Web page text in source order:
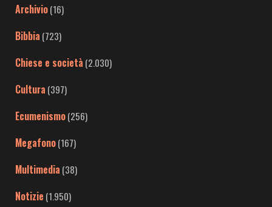
Archivio(16)
Bibbia (723)
Chiese e società (2.030)
Cultura (397)
Ecumenismo(256)
Megafono(167)
Multimedia (38)
Notizie (1.950)